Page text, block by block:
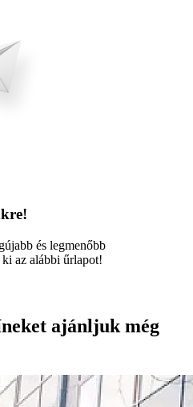
és legmenőbb
az alábbi űrlapot!
ajánljuk még